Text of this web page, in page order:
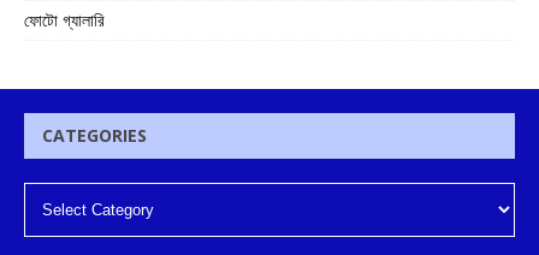
ফোটো গ্যালারি
CATEGORIES